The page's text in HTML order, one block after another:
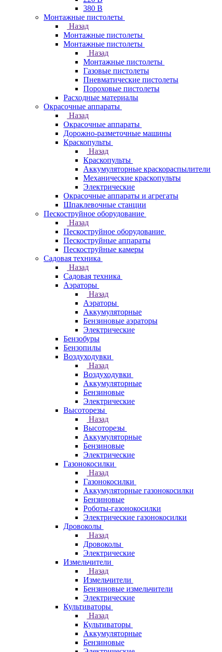
380 В
Монтажные пистолеты
Назад
Монтажные пистолеты
Монтажные пистолеты
Назад
Монтажные пистолеты
Газовые пистолеты
Пневматические пистолеты
Пороховые пистолеты
Расходные материалы
Окрасочные аппараты
Назад
Окрасочные аппараты
Дорожно-разметочные машины
Краскопульты
Назад
Краскопульты
Аккумуляторные краскораспылители
Механические краскопульты
Электрические
Окрасочные аппараты и агрегаты
Шпаклевочные станции
Пескоструйное оборудование
Назад
Пескоструйное оборудование
Пескоструйные аппараты
Пескоструйные камеры
Садовая техника
Назад
Садовая техника
Аэраторы
Назад
Аэраторы
Аккумуляторные
Бензиновые аэраторы
Электрические
Бензобуры
Бензопилы
Воздуходувки
Назад
Воздуходувки
Аккумуляторные
Бензиновые
Электрические
Высоторезы
Назад
Высоторезы
Аккумуляторные
Бензиновые
Электрические
Газонокосилки
Назад
Газонокосилки
Аккумуляторные газонокосилки
Бензиновые
Роботы-газонокосилки
Электрические газонокосилки
Дровоколы
Назад
Дровоколы
Электрические
Измельчители
Назад
Измельчители
Бензиновые измельчители
Электрические
Культиваторы
Назад
Культиваторы
Аккумуляторные
Бензиновые